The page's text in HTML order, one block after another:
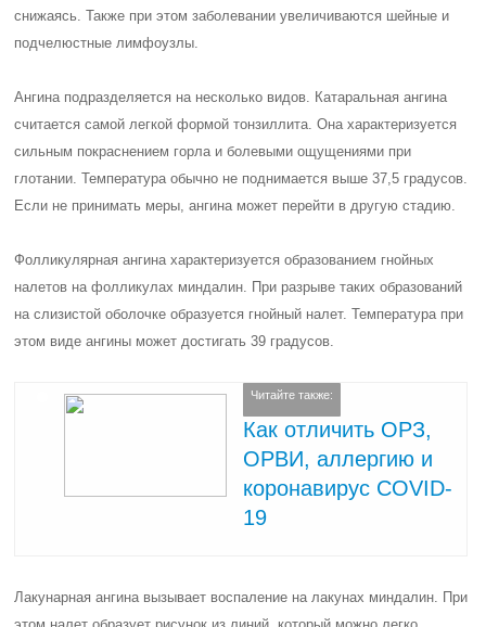
снижаясь. Также при этом заболевании увеличиваются шейные и
подчелюстные лимфоузлы.
Ангина подразделяется на несколько видов. Катаральная ангина
считается самой легкой формой тонзиллита. Она характеризуется
сильным покраснением горла и болевыми ощущениями при
глотании. Температура обычно не поднимается выше 37,5 градусов.
Если не принимать меры, ангина может перейти в другую стадию.
Фолликулярная ангина характеризуется образованием гнойных
налетов на фолликулах миндалин. При разрыве таких образований
на слизистой оболочке образуется гнойный налет. Температура при
этом виде ангины может достигать 39 градусов.
Читайте также:
Как отличить ОРЗ,
ОРВИ, аллергию и
коронавирус COVID-
19
Лакунарная ангина вызывает воспаление на лакунах миндалин. При